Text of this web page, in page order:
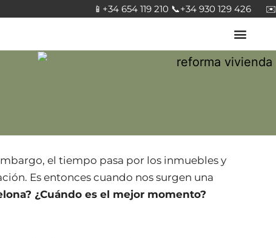
📱 +34 654 119 210 📞+34 930 129 426 ✉️
el tiempo pasa por los inmuebles y
Es entonces cuando nos surgen una
¿Cuándo es el mejor momento?